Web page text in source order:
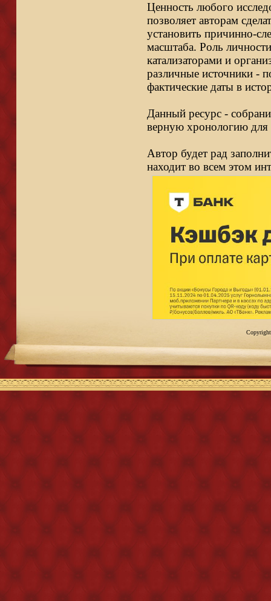
Ценность любого
позволяет авторам
установить причинно-
масштаба. Роль
катализаторами и
различные источники -
фактические даты в
Данный ресурс -
верную хронологию для
Автор будет рад
находит во всем этом
Copyright